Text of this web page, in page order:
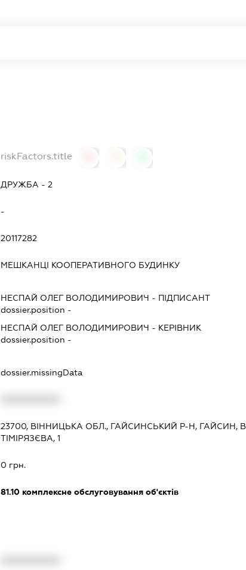
riskFactors.title
ДРУЖБА - 2
-
20117282
МЕШКАНЦІ КООПЕРАТИВНОГО БУДИНКУ
НЕСПАЙ ОЛЕГ ВОЛОДИМИРОВИЧ - ПІДПИСАНТ
dossier.position -
НЕСПАЙ ОЛЕГ ВОЛОДИМИРОВИЧ - КЕРІВНИК
dossier.position -
dossier.missingData
23700, ВІННИЦЬКА ОБЛ., ГАЙСИНСЬКИЙ Р-Н, ГАЙСИН,
ТІМІРЯЗЄВА, 1
0 грн.
81.10 комплексне обслуговування об'єктів